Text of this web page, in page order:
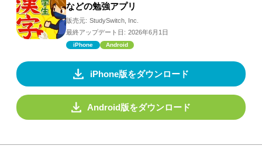
などの勉強アプリ
販売元: StudySwitch, Inc.
最終アップデート日: 2026年6月1日
iPhone Android
iPhone版をダウンロード
Android版をダウンロード